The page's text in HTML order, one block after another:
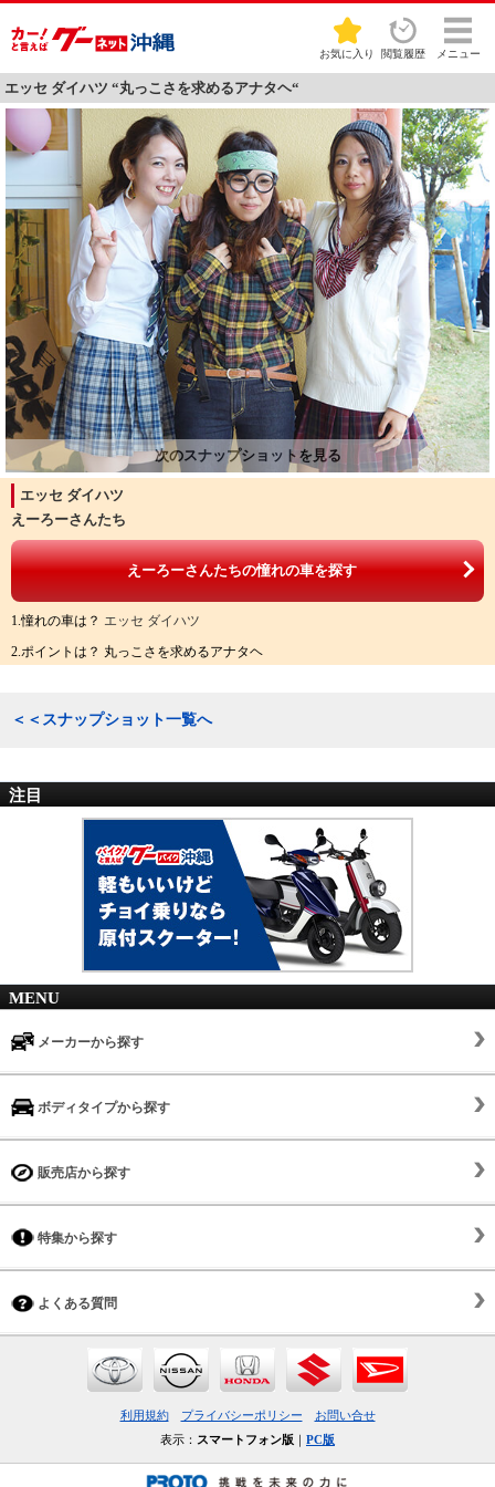
お気に入り 閲覧履歴 メニュー
エッセ ダイハツ “丸っこさを求めるアナタヘ“
エッセ ダイハツ
えーろーさんたち
えーろーさんたちの憧れの車を探す
1.憧れの車は？ エッセ ダイハツ
2.ポイントは？ 丸っこさを求めるアナタヘ
＜＜スナップショット一覧へ
注目
MENU
メーカーから探す
ボディタイプから探す
販売店から探す
特集から探す
よくある質問
利用規約 プライバシーポリシー
お問い合せ
表示： スマートフォン版 ｜ PC版